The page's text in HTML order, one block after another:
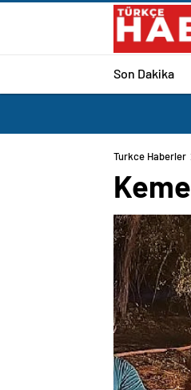
Son Dakika
Turkce Haberler